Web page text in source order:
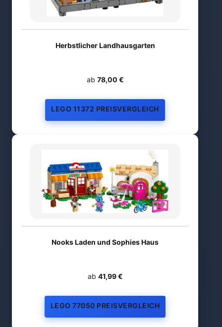
Herbstlicher Landhausgarten
ab 78,00 €
LEGO 11372 PREISVERGLEICH
Nooks Laden und Sophies Haus
ab 41,99 €
LEGO 77050 PREISVERGLEICH